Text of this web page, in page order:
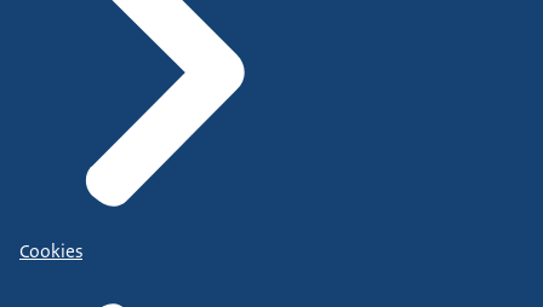
Cookies